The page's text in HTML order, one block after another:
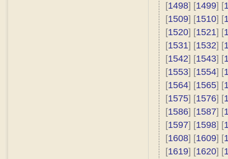
[1498] [1499] [
[1509] [1510] [
[1520] [1521] [
[1531] [1532] [
[1542] [1543] [
[1553] [1554] [
[1564] [1565] [
[1575] [1576] [
[1586] [1587] [
[1597] [1598] [
[1608] [1609] [
[1619] [1620] [